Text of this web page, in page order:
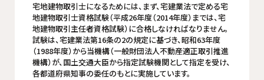
宅地建物取引士になるためには、まず、宅建業法で定める宅
地建物取引士資格試験（平成26年度（2014年度）までは、宅
地建物取引主任者資格試験）に合格しなければなりません。
試験は、宅建業法第16条の2の規定に基づき、昭和63年度
（1988年度）から当機構（一般財団法人不動産適正取引推進
機構）が、国土交通大臣から指定試験機関として指定を受け、
各都道府県知事の委任のもとに実施しています。